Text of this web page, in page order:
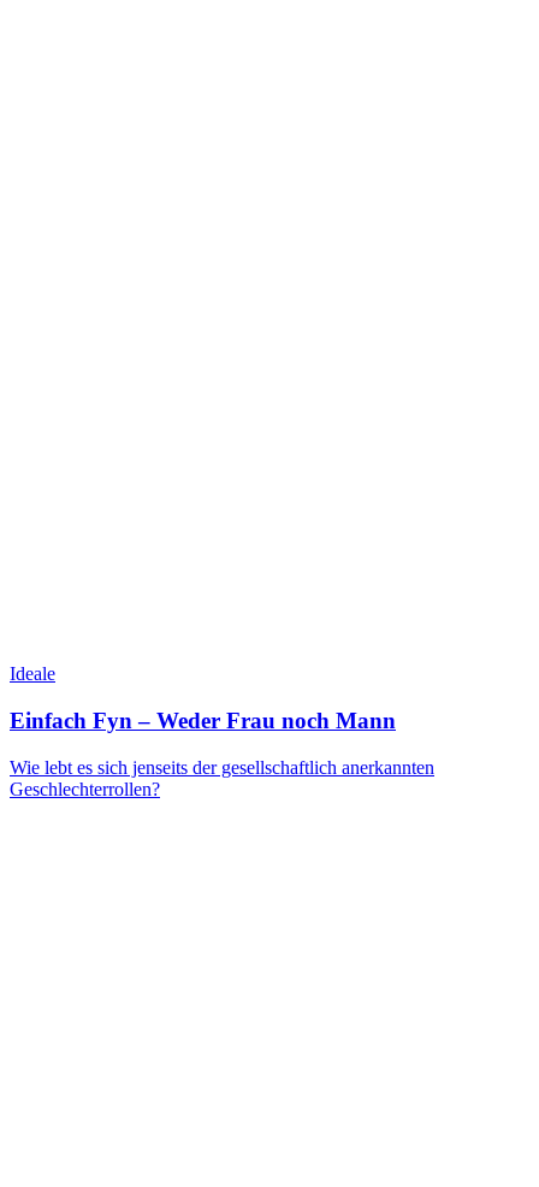
Ideale
Einfach Fyn – Weder Frau noch Mann
Wie lebt es sich jenseits der gesellschaftlich anerkannten
Geschlechterrollen?